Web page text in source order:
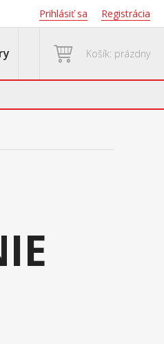
Prihlásiť sa Registrácia
Košík: prázdny